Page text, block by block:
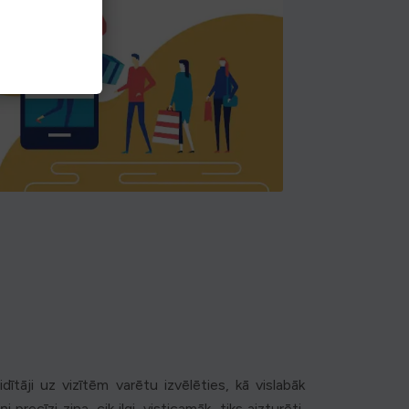
uz vizītēm varētu izvēlēties, kā vislabāk